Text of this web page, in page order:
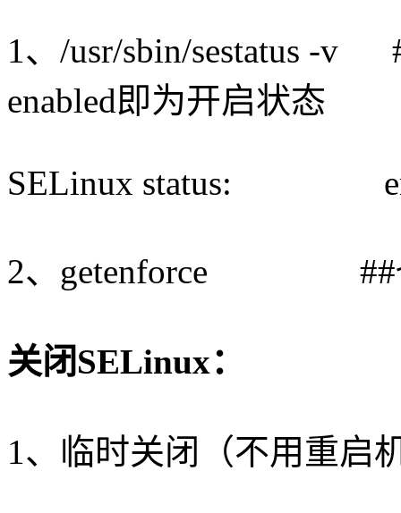
1、/usr/sbin/sestatus -v
enabled即为开启状态
SELinux status:
2、getenforce ##也
关闭SELinux：
1、临时关闭（不用重启